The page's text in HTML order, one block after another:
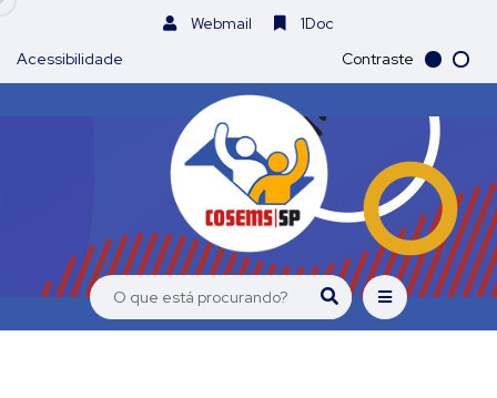
Webmail
1Doc
Acessibilidade
Contraste